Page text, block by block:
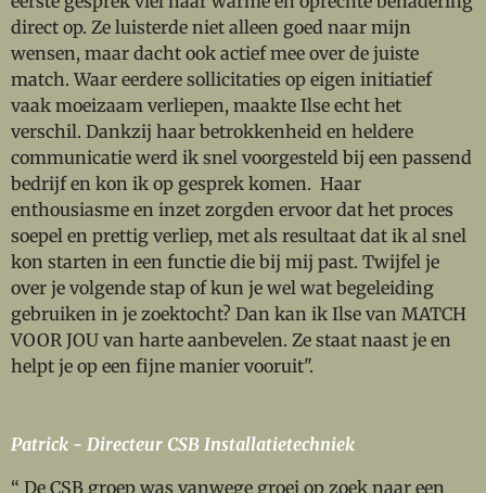
direct op. Ze luisterde niet alleen goed naar mijn
wensen, maar dacht ook actief mee over de juiste
match. Waar eerdere sollicitaties op eigen initiatief
vaak moeizaam verliepen, maakte Ilse echt het
verschil. Dankzij haar betrokkenheid en heldere
communicatie werd ik snel voorgesteld bij een passend
bedrijf en kon ik op gesprek komen. Haar
enthousiasme en inzet zorgden ervoor dat het proces
soepel en prettig verliep, met als resultaat dat ik al snel
kon starten in een functie die bij mij past. Twijfel je
over je volgende stap of kun je wel wat begeleiding
gebruiken in je zoektocht? Dan kan ik Ilse van MATCH
VOOR JOU van harte aanbevelen. Ze staat naast je en
helpt je op een fijne manier vooruit".
Patrick - Directeur CSB Installatietechniek
“ De CSB groep was vanwege groei op zoek naar een